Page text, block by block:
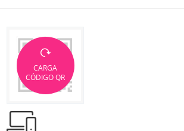
CARGA
CÓDIGO QR